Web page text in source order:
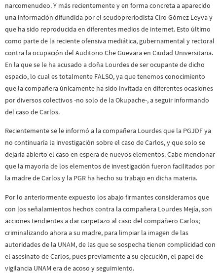
narcomenudeo. Y más recientemente y en forma concreta a aparecido
una información difundida por el seudopreriodista Ciro Gómez Leyva y
que ha sido reproducida en diferentes medios de internet. Esto último
como parte de la reciente ofensiva mediática, gubernamental y rectoral
contra la ocupación del Auditorio Che Guevara en Ciudad Universitaria.
En la que se le ha acusado a doña Lourdes de ser ocupante de dicho
espacio, lo cual es totalmente FALSO, ya que tenemos conocimiento
que la compañera únicamente ha sido invitada en diferentes ocasiones
por diversos colectivos -no solo de la Okupache-, a seguir informando
del caso de Carlos.
Recientemente se le informó a la compañera Lourdes que la PGJDF ya
no continuaría la investigación sobre el caso de Carlos, y que solo se
dejaría abierto el caso en espera de nuevos elementos. Cabe mencionar
que la mayoría de los elementos de investigación fueron facilitados por
la madre de Carlos y la PGR ha hecho su trabajo en dicha materia.
Por lo anteriormente expuesto los abajo firmantes consideramos que
con los señalamientos hechos contra la compañera Lourdes Mejía, son
acciones tendientes a dar carpetazo al caso del compañero Carlos;
criminalizando ahora a su madre, para limpiar la imagen de las
autoridades de la UNAM, de las que se sospecha tienen complicidad con
el asesinato de Carlos, pues previamente a su ejecución, el papel de
vigilancia UNAM era de acoso y seguimiento.